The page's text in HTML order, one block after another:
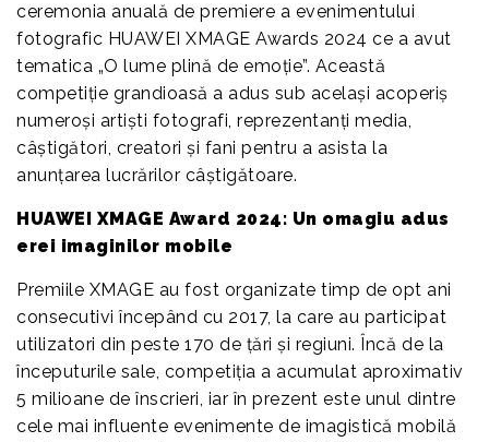
ceremonia anuală de premiere a evenimentului
fotografic HUAWEI XMAGE Awards 2024 ce a avut
tematica „O lume plină de emoție”. Această
competiție grandioasă a adus sub același acoperiș
numeroși artiști fotografi, reprezentanți media,
câștigători, creatori și fani pentru a asista la
anunțarea lucrărilor câștigătoare.
HUAWEI XMAGE Award 2024: Un omagiu adus
erei imaginilor mobile
Premiile XMAGE au fost organizate timp de opt ani
consecutivi începând cu 2017, la care au participat
utilizatori din peste 170 de țări și regiuni. Încă de la
începuturile sale, competiția a acumulat aproximativ
5 milioane de înscrieri, iar în prezent este unul dintre
cele mai influente evenimente de imagistică mobilă